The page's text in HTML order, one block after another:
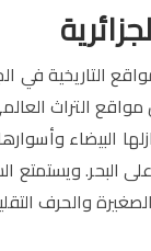
التاريخية في
التراث
البيضاء
البحر. ويستمتع
والحرف